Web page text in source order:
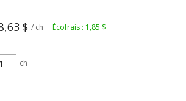
$ / ch Écofrais : 1,85 $
ch